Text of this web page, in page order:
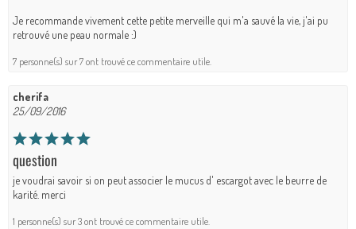
Je recommande vivement cette petite merveille qui m'a sauvé la vie, j'ai pu
retrouvé une peau normale :)
7 personne(s) sur 7 ont trouvé ce commentaire utile.
cherifa
25/09/2016
question
je voudrai savoir si on peut associer le mucus d' escargot avec le beurre de
karité. merci
1 personne(s) sur 3 ont trouvé ce commentaire utile.